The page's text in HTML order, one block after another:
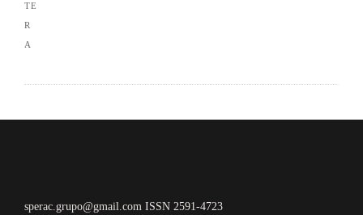
sperac.grupo@gmail.com ISSN 2591-4723